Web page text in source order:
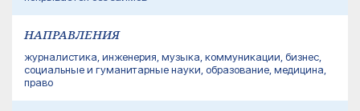
НАПРАВЛЕНИЯ
журналистика, инженерия, музыка, коммуникации, бизнес,
социальные и гуманитарные науки, образование, медицина,
право